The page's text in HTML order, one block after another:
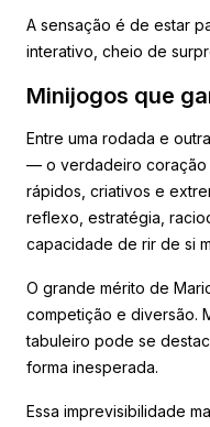
A sensação é de estar
interativo, cheio de
Minijogos que
Entre uma rodada e
— o verdadeiro coração
rápidos, criativos e
reflexo, estratégia,
capacidade de rir de si
O grande mérito de
competição e diversão.
tabuleiro pode se
forma inesperada.
Essa imprevisibilidade